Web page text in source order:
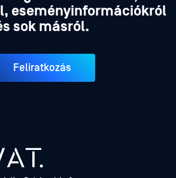
eseményinformációkról
sok másról.
Feliratkozás